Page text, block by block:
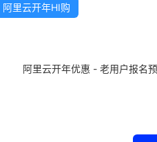
阿里云开年HI购
阿里云开年优惠 - 老用户报名